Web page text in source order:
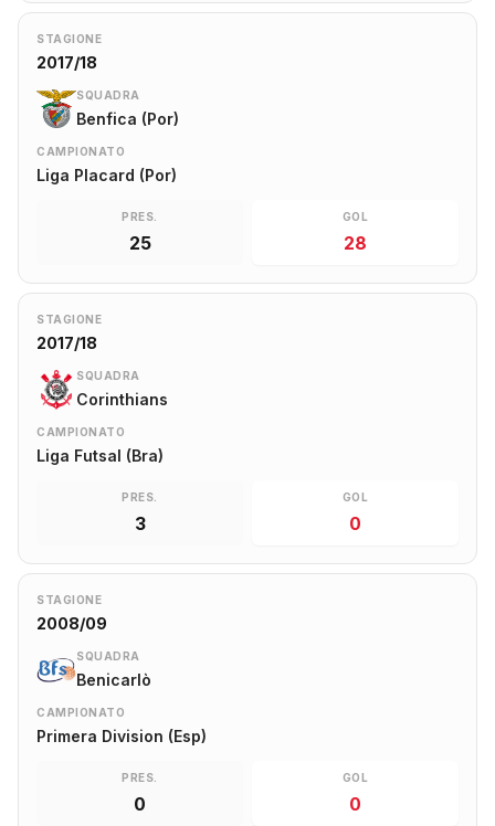
STAGIONE
2017/18
SQUADRA
Benfica (Por)
CAMPIONATO
Liga Placard (Por)
PRES.
25
GOL
28
STAGIONE
2017/18
SQUADRA
Corinthians
CAMPIONATO
Liga Futsal (Bra)
PRES.
3
GOL
0
STAGIONE
2008/09
SQUADRA
Benicarlò
CAMPIONATO
Primera Division (Esp)
PRES.
0
GOL
0